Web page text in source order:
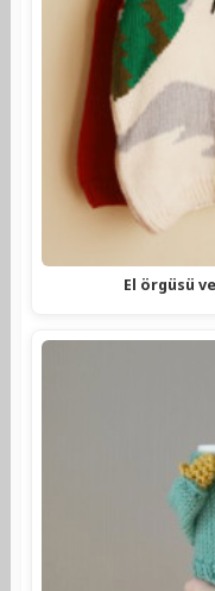
El örgüsü